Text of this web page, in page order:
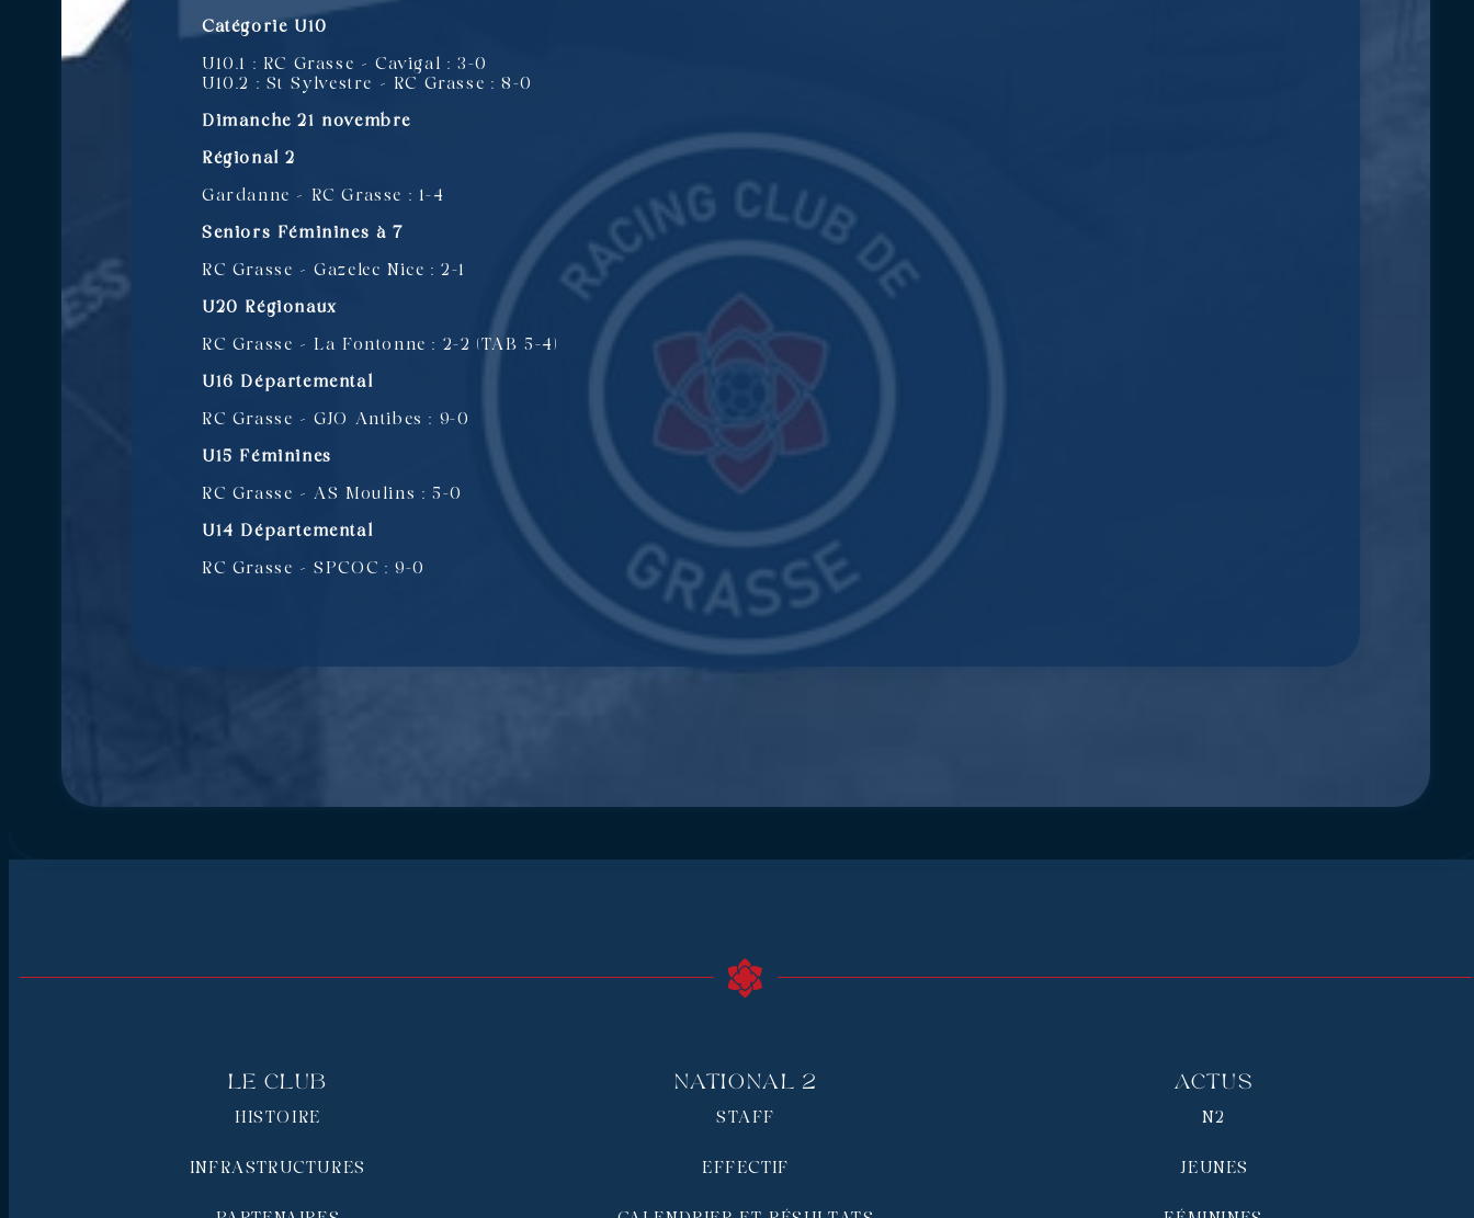
Catégorie U10
U10.1 : RC Grasse – Cavigal : 3-0
U10.2 : St Sylvestre – RC Grasse : 8-0
Dimanche 21 novembre
Régional 2
Gardanne – RC Grasse : 1-4
Seniors Féminines à 7
RC Grasse – Gazelec Nice : 2-1
U20 Régionaux
RC Grasse – La Fontonne : 2-2 (TAB 5-4)
U16 Départemental
RC Grasse – GJO Antibes : 9-0
U15 Féminines
RC Grasse – AS Moulins : 5-0
U14 Départemental
RC Grasse – SPCOC : 9-0
Le Club
HISTOIRE
INFRASTRUCTURES
National 2
STAFF
EFFECTIF
Actus
N2
JEUNES